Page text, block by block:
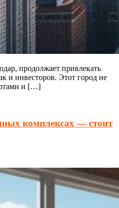
продолжает привлекать
и инвесторов. Этот город не
и […]
комплексах — стоит